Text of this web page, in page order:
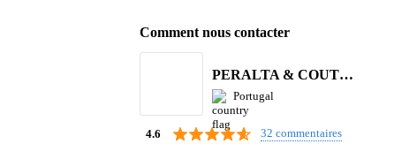
Comment nous contacter
PERALTA & COUTINHO S.A.
Portugal
4.6 32 commentaires